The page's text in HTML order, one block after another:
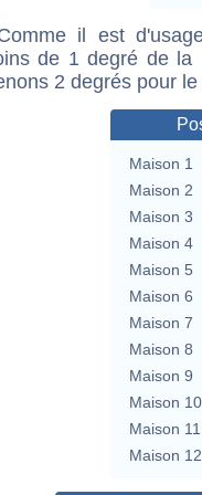
il est
de 1 degré de la
2 degrés pour
Maison 1
Maison 2
Maison 3
Maison 4
Maison 5
Maison 6
Maison 7
Maison 8
Maison 9
Maison 10
Maison 11
Maison 12